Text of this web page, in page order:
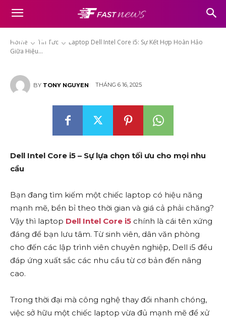
Home Tin Tức
Laptop Dell Intel Core i5: Sự Kết Hợp Hoàn Hảo
Giữa Hiệu...
Laptop Dell Intel Core i5: Sự Kết
Hợp Hoàn Hảo Giữa Hiệu Năng
Và Bền Bỉ
BY TONY NGUYEN THÁNG 6 16, 2025
Dell Intel Core i5 – Sự lựa chọn tối ưu cho mọi nhu
cầu
Bạn đang tìm kiếm một chiếc laptop có hiệu năng
mạnh mẽ, bền bỉ theo thời gian và giá cả phải chăng?
Vậy thì laptop Dell Intel Core i5 chính là cái tên xứng
đáng để bạn lưu tâm. Từ sinh viên, dân văn phòng
cho đến các lập trình viên chuyên nghiệp, Dell i5 đều
đáp ứng xuất sắc các nhu cầu từ cơ bản đến nâng
cao.
Trong thời đại mà công nghệ thay đổi nhanh chóng,
việc sở hữu một chiếc laptop vừa đủ mạnh mẽ để xử